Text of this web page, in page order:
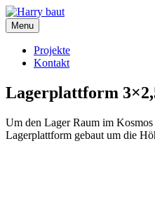
Skip
to
content
Menu
Projekte
Kontakt
Lagerplattform
Um den Lager Raum im
Lagerplattform gebaut um die